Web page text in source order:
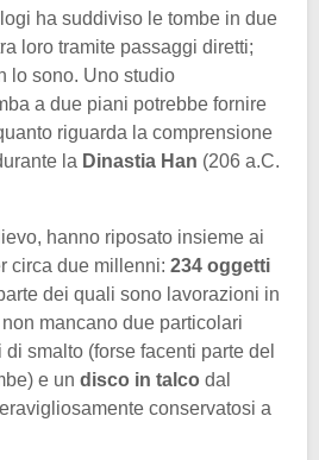
ha suddiviso le tombe in due
loro tramite passaggi diretti;
lo sono. Uno studio
a due piani potrebbe fornire
riguarda la comprensione
la Dinastia Han (206 a.C.
hanno riposato insieme ai
circa due millenni: 234 oggetti
dei quali sono lavorazioni in
mancano due particolari
smalto (forse facenti parte del
e un disco in talco dal
conservatosi a